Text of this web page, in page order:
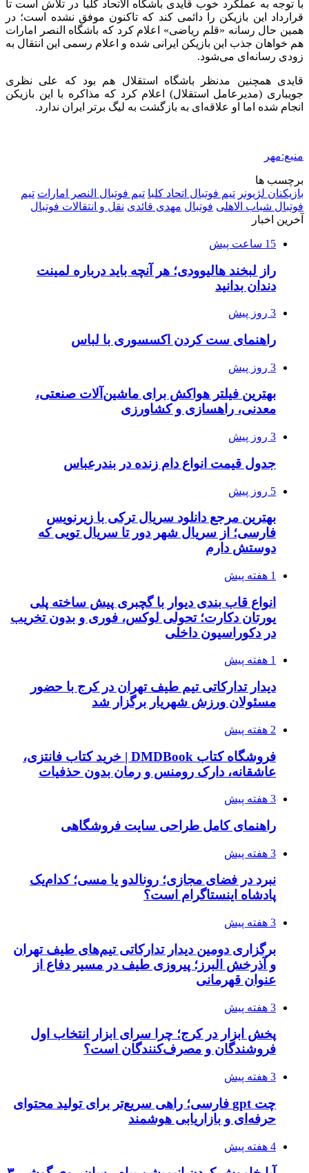
با توجه به عملکرد خوب قایدی باشگاه الاتحاد کلبا در تلاش است تا
قرارداد این بازیکن را دائمی کند که تاکنون موفق نشده است؛ در
همین حال رسانه «قلم ریاضی» اعلام کرد که باشگاه النصر امارات
هم خواهان جذب این بازیکن ایرانی شده و اعلام رسمی این انتقال به
زودی رسانه‌ای می‌شود.
قایدی همچنین مدنظر باشگاه استقلال هم بود که علی نظری
جویباری (مدیرعامل استقلال) اعلام کرد که مذاکره با این بازیکن
انجام شده اما او علاقه‌ای به بازگشت به لیگ برتر ایران ندارد.
منبع:مهر
برچسب ها
بازیکنان لژیونر تیم فوتبال اتحاد کلبا تیم فوتبال النصر امارات تیم
فوتبال شباب الاهلی فوتبال مهدی قائدی نقل و انتقالات فوتبال
آخرین اخبار
15 ساعت پیش
راز لبخند هالیوودی؛ هر آنچه باید درباره لمینت
دندان بدانید
3 روز پیش
راهنمای ست کردن اکسسوری با لباس
3 روز پیش
بهترین فیلتر هواکش برای ماشین‌آلات صنعتی،
معدنی، راهسازی و کشاورزی
3 روز پیش
جدول قیمت انواع دام زنده در بندرعباس
5 روز پیش
بهترین مرجع دانلود سریال ترکی با زیرنویس
فارسی؛ از سریال شهر دور تا سریال تویی که
دوستش دارم
1 هفته پیش
انواع قاب بندی دیوار با گچبری پیش ساخته پلی
یورتان دکارت؛ تحولی لوکس، فوری و بدون تخریب
در دکوراسیون داخلی
1 هفته پیش
دیدار تدارکاتی تیم طیف تهران در کرج با حضور
مسئولان ورزش شهریار برگزار شد
2 هفته پیش
فروشگاه کتاب DMDBook | خرید کتاب فانتزی،
عاشقانه، دارک رومنس و رمان بدون حذفیات
3 هفته پیش
راهنمای کامل طراحی سایت فروشگاهی
3 هفته پیش
نبرد در فضای مجازی؛ رونالدو یا مسی؛ کدام‌یک
پادشاه اینستاگرام است؟
3 هفته پیش
برگزاری دومین دیدار تدارکاتی تیم‌های طیف تهران
و آذرخش البرز؛ پیروزی طیف در مسیر دفاع از
عنوان قهرمانی
3 هفته پیش
پخش ابزار در کرج؛ چرا سرای ابزار انتخاب اول
فروشندگان و مصرف‌کنندگان است؟
3 هفته پیش
چت gpt فارسی؛ راهی سریع‌تر برای تولید محتوای
حرفه‌ای و بازاریابی هوشمند
4 هفته پیش